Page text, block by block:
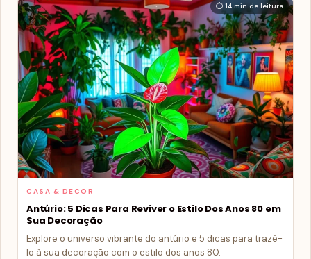
⏱ 14 min de leitura
CASA & DECOR
Antúrio: 5 Dicas Para Reviver o Estilo Dos Anos 80 em
Sua Decoração
Explore o universo vibrante do antúrio e 5 dicas para trazê-
lo à sua decoração com o estilo dos anos 80.